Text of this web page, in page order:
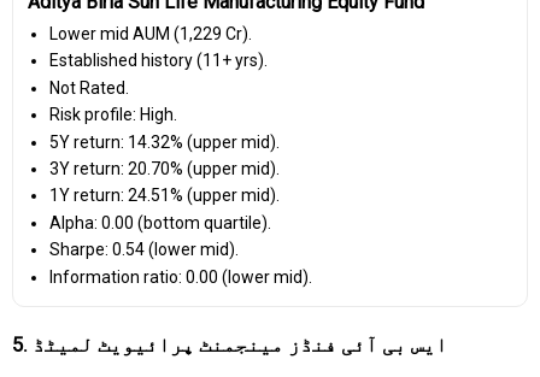
Lower mid AUM (₹1,229 Cr).
Established history (11+ yrs).
Not Rated.
Risk profile: High.
5Y return: 14.32% (upper mid).
3Y return: 20.70% (upper mid).
1Y return: 24.51% (upper mid).
Alpha: 0.00 (bottom quartile).
Sharpe: 0.54 (lower mid).
Information ratio: 0.00 (lower mid).
5. ایس بی آئی فنڈز مینجمنٹ پرائیویٹ لمیٹڈ